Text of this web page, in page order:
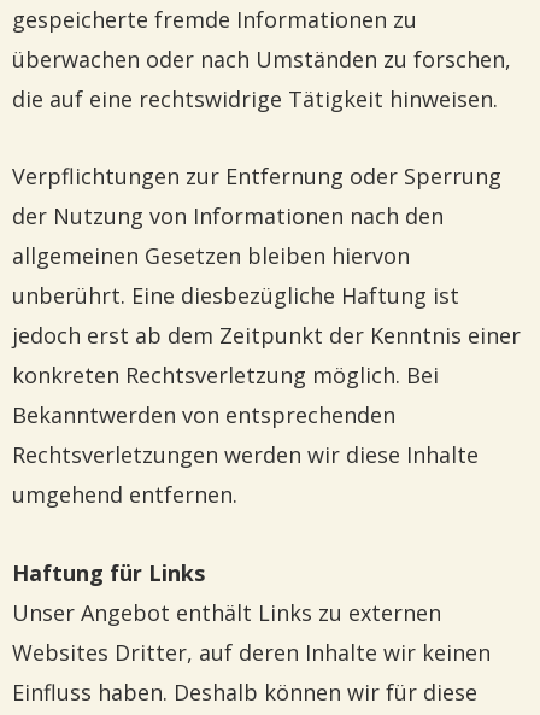
gespeicherte fremde Informationen zu
überwachen oder nach Umständen zu forschen,
die auf eine rechtswidrige Tätigkeit hinweisen.
Verpflichtungen zur Entfernung oder Sperrung
der Nutzung von Informationen nach den
allgemeinen Gesetzen bleiben hiervon
unberührt. Eine diesbezügliche Haftung ist
jedoch erst ab dem Zeitpunkt der Kenntnis einer
konkreten Rechtsverletzung möglich. Bei
Bekanntwerden von entsprechenden
Rechtsverletzungen werden wir diese Inhalte
umgehend entfernen.
Haftung für Links
Unser Angebot enthält Links zu externen
Websites Dritter, auf deren Inhalte wir keinen
Einfluss haben. Deshalb können wir für diese